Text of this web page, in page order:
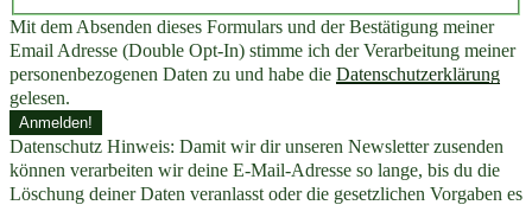
Mit dem Absenden dieses Formulars und der Bestätigung meiner
Email Adresse (Double Opt-In) stimme ich der Verarbeitung meiner
personenbezogenen Daten zu und habe die Datenschutzerklärung
gelesen.
Datenschutz Hinweis: Damit wir dir unseren Newsletter zusenden
können verarbeiten wir deine E-Mail-Adresse so lange, bis du die
Löschung deiner Daten veranlasst oder die gesetzlichen Vorgaben es